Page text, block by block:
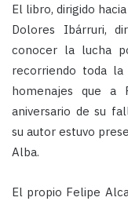
El libro, dirigido
Dolores Ibárruri,
conocer la lucha
recorriendo toda
homenajes que
aniversario de su
su autor estuvo
Alba.
El propio Felipe